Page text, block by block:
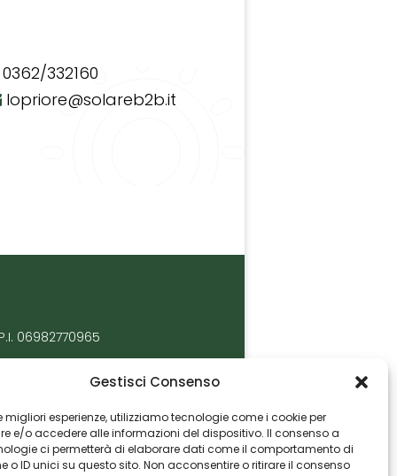
Gestisci Consenso
migliori esperienze, utilizziamo tecnologie come i cookie per
e/o accedere alle informazioni del dispositivo. Il consenso a
ci permetterà di elaborare dati come il comportamento di
o ID unici su questo sito. Non acconsentire o ritirare il consenso
0362/332160
lopriore@solareb2b.it
06982770965